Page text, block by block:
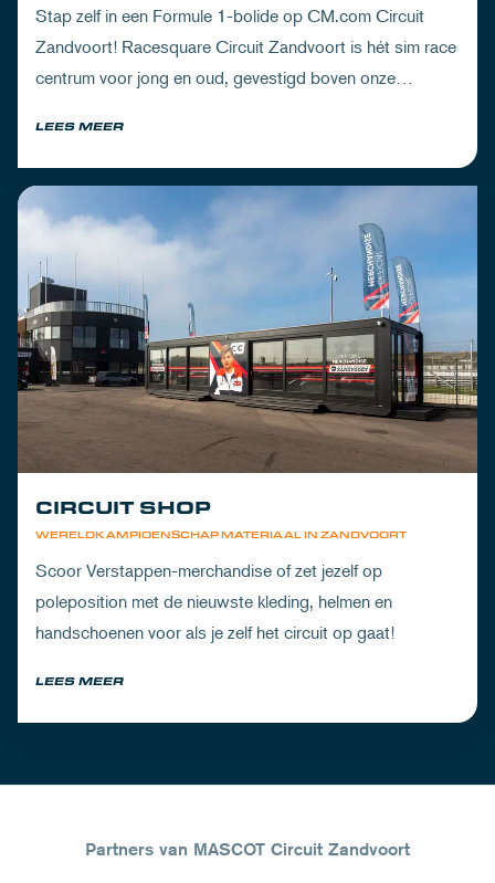
Stap zelf in een Formule 1-bolide op CM.com Circuit
Zandvoort! Racesquare Circuit Zandvoort is hét sim race
centrum voor jong en oud, gevestigd boven onze
LEES MEER
WERELDKAMPIOENSCHAP MATERIAAL IN ZANDVOORT
CIRCUIT SHOP
Scoor Verstappen-merchandise of zet jezelf op
poleposition met de nieuwste kleding, helmen en
handschoenen voor als je zelf het circuit op gaat!
LEES MEER
Partners van MASCOT Circuit Zandvoort